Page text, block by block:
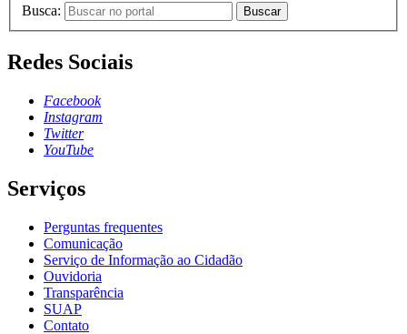
Busca: Buscar
Redes Sociais
Facebook
Instagram
Twitter
YouTube
Serviços
Perguntas frequentes
Comunicação
Serviço de Informação ao Cidadão
Ouvidoria
Transparência
SUAP
Contato